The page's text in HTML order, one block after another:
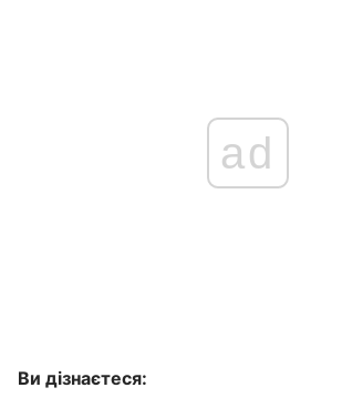
ad
Ви дізнаєтеся: